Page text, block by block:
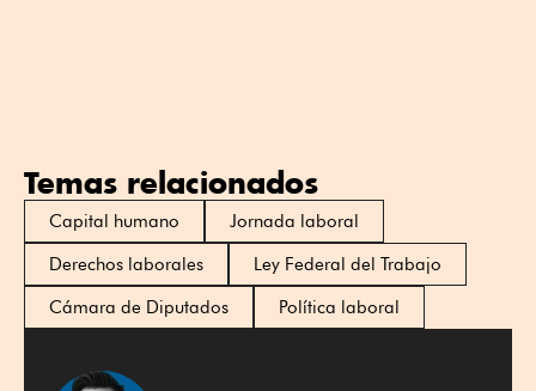
Temas relacionados
Capital humano
Jornada laboral
Derechos laborales
Ley Federal del Trabajo
Cámara de Diputados
Política laboral